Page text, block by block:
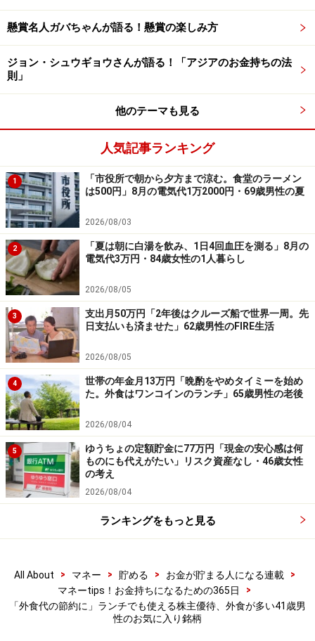
入して高値づかみになることが多い」といった、運用上
の悩みも明かされていました。
※皆さんの買ってよかった株主優待エピソードをこちら
からぜひお寄せください。エピソードの採用で3000円分
ーーーーーーーーーーーーーーーー
す
※エピソードは投稿者の当時のものです。現在とはサー
ビスや金額などの情報が異なることがございます
※投稿エピソードのため、内容の正確性を保証するもの
ではございません
※特定銘柄について、投資の勧誘を目的としたものでは
ございません。資産運用、投資はリスクを伴います。投
資に関する最終判断は、御自身の責任でお願いします
※記事内容は執筆時点のものです。最新の内容をご確認くださ
い。
本記事の内容は一般的な情報提供を目的としており、特定の金融
商品や投資行動を推奨するものではありません。
投資や資産運用に関する最終的なご判断はご自身の責任において
行ってください。
掲載情報の正確性・完全性については十分に配慮しております
が、その内容を保証するものではなく、これに基づく損失・損害
などについて当社は一切の責任を負いません。
最新の情報や詳細については、必ず各金融機関やサービス提供者
の公式情報をご確認ください。
【編集部からのお知らせ】
※抽選で20名にAmazonギフト券1000円分プレゼント
※謝礼付きの限定アンケートやモニター企画に参加が可能に
なります
懸賞名人ガバちゃんが語る！懸賞の楽しみ方
ジョン・シュウギョウさんが語る！「アジアのお金持ちの法
則」
他のテーマも見る
人気記事ランキング
1
「市役所で朝から夕方まで涼む。食堂のラーメン
は500円」8月の電気代1万2000円・69歳男性の夏
2026/08/03
2
「夏は朝に白湯を飲み、1日4回血圧を測る」8月の
電気代3万円・84歳女性の1人暮らし
2026/08/05
3
支出月50万円「2年後はクルーズ船で世界一周。先
日支払いも済ませた」62歳男性のFIRE生活
2026/08/05
4
世帯の年金月13万円「晩酌をやめタイミーを始め
た。外食はワンコインのランチ」65歳男性の老後
2026/08/04
5
ゆうちょの定額貯金に77万円「現金の安心感は何
ものにも代えがたい」リスク資産なし・46歳女性
の考え
2026/08/04
ランキングをもっと見る
All About > マネー > 貯める > お金が貯まる人になる連載
>
マネーtips！お金持ちになるための365日
>
「外食代の節約に」ランチでも使える株主優待、外食が多い41歳男
性のお気に入り銘柄